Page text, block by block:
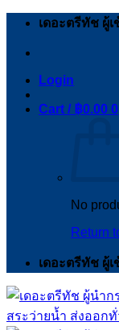
Skip
เดอะตรีทัช ผู้
Login
Cart / ฿0.00 0
No
Return
เดอะตรีทัช ผู้